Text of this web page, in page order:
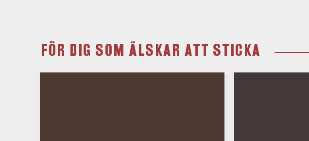
FÖR DIG SOM ÄLSKAR ATT STICKA